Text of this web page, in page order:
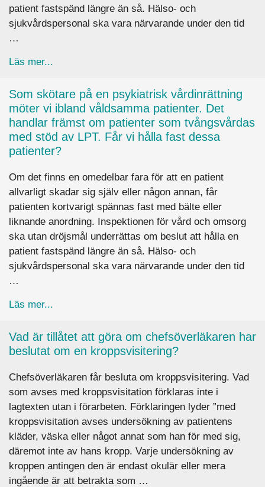
patient fastspänd längre än så. Hälso- och
sjukvårdspersonal ska vara närvarande under den tid
…
Läs mer...
Som skötare på en psykiatrisk vårdinrättning
möter vi ibland våldsamma patienter. Det
handlar främst om patienter som tvångsvårdas
med stöd av LPT. Får vi hålla fast dessa
patienter?
Om det finns en omedelbar fara för att en patient
allvarligt skadar sig själv eller någon annan, får
patienten kortvarigt spännas fast med bälte eller
liknande anordning. Inspektionen för vård och omsorg
ska utan dröjsmål underrättas om beslut att hålla en
patient fastspänd längre än så. Hälso- och
sjukvårdspersonal ska vara närvarande under den tid
…
Läs mer...
Vad är tillåtet att göra om chefsöverläkaren har
beslutat om en kroppsvisitering?
Chefsöverläkaren får besluta om kroppsvisitering. Vad
som avses med kroppsvisitation förklaras inte i
lagtexten utan i förarbeten. Förklaringen lyder ”med
kroppsvisitation avses undersökning av patientens
kläder, väska eller något annat som han för med sig,
däremot inte av hans kropp. Varje undersökning av
kroppen antingen den är endast okulär eller mera
ingående är att betrakta som …